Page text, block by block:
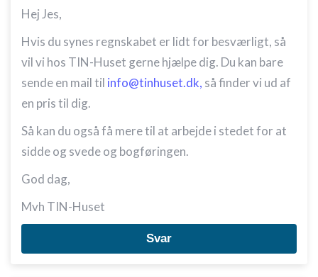
Hej Jes,
Hvis du synes regnskabet er lidt for besværligt, så
vil vi hos TIN-Huset gerne hjælpe dig. Du kan bare
sende en mail til info@tinhuset.dk, så finder vi ud af
en pris til dig.
Så kan du også få mere til at arbejde i stedet for at
sidde og svede og bogføringen.
God dag,
Mvh TIN-Huset
Svar